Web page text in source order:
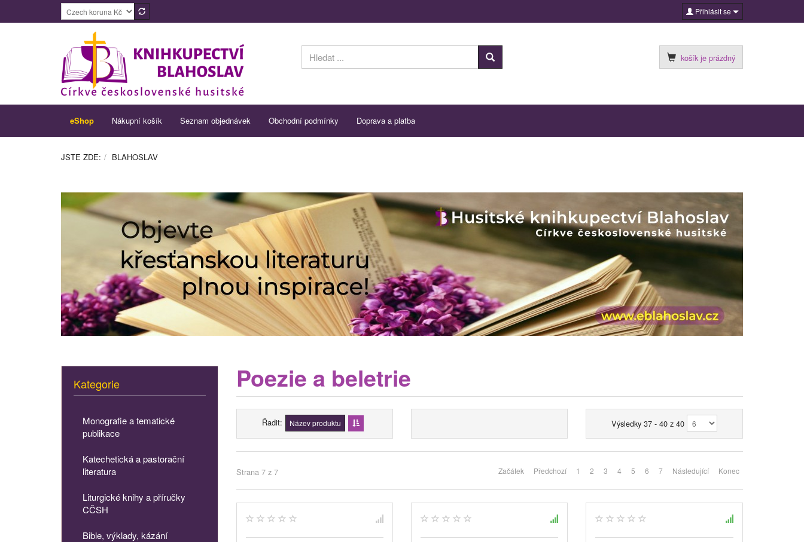
Přihlásit se
košík je prázdný
eShop Nákupní košík Seznam objednávek Obchodní podmínky Doprava a platba
JSTE ZDE: BLAHOSLAV
Poezie a beletrie
Řadit Název produktu Výsledky 37 - 40 z 40
Strana 7 z 7 Začátek Předchozí 1 2 3 4 5 6 7 Následující Konec
Kategorie
Monografie a tematické
publikace
Katechetická a pastorační
literatura
Liturgické knihy a příručky
CČSH
Bible, výklady, kázání